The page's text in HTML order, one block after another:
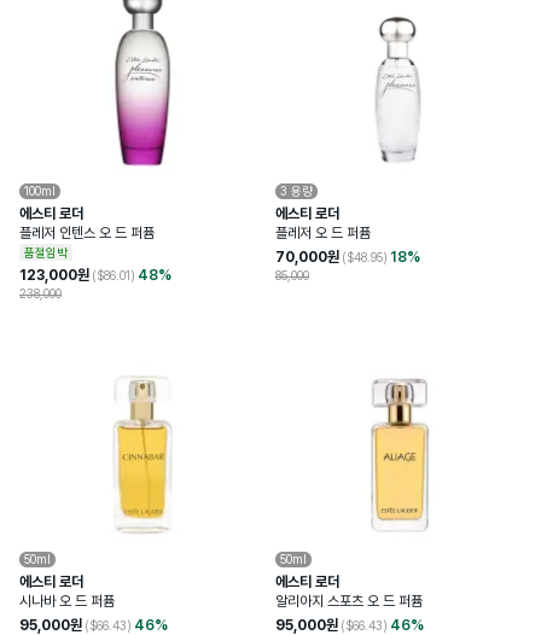
100ml
에스티 로더
플레저 인텐스 오 드 퍼퓸
품절임박
123,000원 ($86.01) 48%
238,000
3 용량
에스티 로더
플레저 오 드 퍼퓸
70,000원 ($48.95) 18%
85,000
50ml
에스티 로더
시나바 오 드 퍼퓸
95,000원 ($66.43) 46%
50ml
에스티 로더
알리아지 스포츠 오 드 퍼퓸
95,000원 ($66.43) 46%